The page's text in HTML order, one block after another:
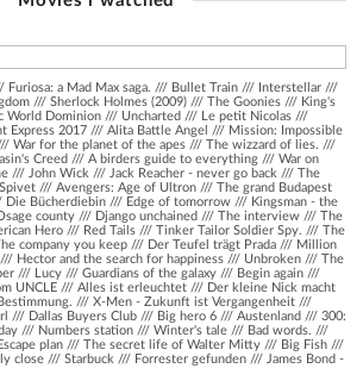
Furiosa: a Mad Max saga. /// Bullet Train /// Interstellar ///
/// Sherlock Holmes (2009) /// The Goonies /// King's
World Dominion /// Uncharted /// Le petit Nicolas ///
Express 2017 /// Alita Battle Angel /// Mission: Impossible
War for the planet of the apes /// The wizzard of lies.
///
Creed /// A birders guide to everything /// War on
/// John Wick /// Jack Reacher - never go back /// The
/// Avengers: Age of Ultron /// The grand Budapest
Die Bücherdiebin /// Edge of tomorrow /// Kingsman - the
county /// Django unchained /// The interview /// The
Hero /// Red Tails /// Tinker Tailor Soldier Spy. /// The
company you keep /// Der Teufel trägt Prada /// Million
/// Hector and the search for happiness /// Unbroken /// The
/// Lucy /// Guardians of the galaxy /// Begin again ///
UNCLE /// Alles ist erleuchtet /// Der kleine Nick macht
/// X-Men - Zukunft ist Vergangenheit ///
/// Dallas Buyers Club /// Big hero 6 /// Austenland /// 300:
/// Numbers station /// Winter's tale /// Bad words.
///
plan /// The secret life of Walter Mitty /// Big Fish ///
close /// Starbuck /// Forrester gefunden /// James Bond -